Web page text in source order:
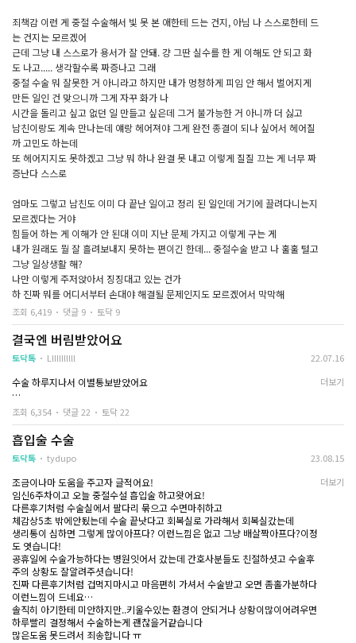
죄책감 이런 게 중절 수술해서 빛 못 본 애한테 드는 건지, 아님 나 스스로한테 드
는 건지는 모르겠어
근데 그냥 내 스스로가 용서가 잘 안돼. 걍 그딴 실수를 한 게 이해도 안 되고 화
도 나고..... 생각할수록 짜증나고 그래
중절 수술 뭐 잘못한 거 아니라고 하지만 내가 멍청하게 피임 안 해서 벌어지게
만든 일인 건 맞으니까 그게 자꾸 화가 나
시간을 돌리고 싶고 없던 일 만들고 싶은데 그거 불가능한 거 아니까 더 싫고
남친이랑도 계속 만나는데 얘랑 헤어져야 그게 완전 종결이 되나 싶어서 헤어질
까 고민도 하는데
또 헤어지지도 못하겠고 그냥 뭐 하나 완결 못 내고 이렇게 질질 끄는 게 너무 짜
증난다 스스로
엄마도 그렇고 남친도 이미 다 끝난 일이고 정리 된 일인데 거기에 끌려다니는지
모르겠다는 거야
힘들어 하는 게 이해가 안 된대 이미 지난 문제 가지고 이렇게 구는 게
내가 원래도 뭘 잘 흘려보내지 못하는 편이긴 한데... 중절수술 받고 나 훌훌 털고
그냥 일상생활 해?
나만 이렇게 주저앉아서 징징대고 있는 건가
하 진짜 뭐를 어디서부터 손대야 해결될 문제인지도 모르겠어서 막막해
조회 6,419 댓글 9 토닥 9
결국엔 버림받았어요
토닥톡 Lllllllllll 22.07.16
수술 하루지나서 이별통보받았어요
남자친구는 50만원 지원이 끝.
임신진단도 진료도 수술도 돈도 모두 저 혼자 해결하고 오니까 너무서러워서
너 때문에 애기 지웠다 힘들다 한마디 했더니
중절어플에서 애 지우고 버림받았다는 여자들
왜 수술 전이 아닌 수술 후에 그렇게 헤어지는지 알겠다
하고선 이별통보당했어요
저는 지금 남친 집을 나가면 눈물흘릴곳도 서러운마음 터놓을곳도, 수술 어제받
아서 아직 아픈데 몸 챙길곳도없어서 진정되면 나가겠다 하고 아직 남친집에 있
네요
저랑 비슷한 분 계신가요..? 잘 헤어진건가요?
더보기
조회 6,354 댓글 22 토닥 22
흡입술 수술
토닥톡 tydupo 23.08.15
조금이나마 도움을 주고자 글적어요!
임신6주차이고 오늘 중절수설 흡입술 하고왓어요!
다른후기처럼 수술실에서 팔다리 묶으고 수면마취하고
체감상5초 밖에안됬는데 수술 끝낫다고 회복실로 가라해서 회복실갔는데
생리통이 심하면 그렇게 많이아프다? 이런느낌은 없고 그냥 배살짝아프다?이정
도 엿습니다!
공휴일에 수술가능하다는 병원잇어서 갔는데 간호사분들도 친절하셧고 수술후
주의 상황도 잘알려주셧습니다!
진짜 다른후기처럼 겁먹지마시고 마음편히 가셔서 수술받고 오면 좀홀가분하다
이런느낌이 드네요…
솔직히 아기한테 미안하지만..키울수있는 환경이 안되거나 상황이많이어려우면
하루빨리 결정해서 수술하는게 괜찮을거같습니다
많은도움 못드려서 죄송합니다 ㅠ
더보기